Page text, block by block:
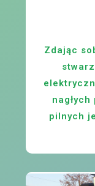
Zdając
pilnych